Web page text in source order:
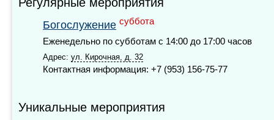
Богослужение суббота
Еженедельно по субботам с 14:00 до 17:00 часов
Адрес: ул. Кирочная, д. 32
Контактная информация: +7 (953) 156-75-77
Уникальные мероприятия